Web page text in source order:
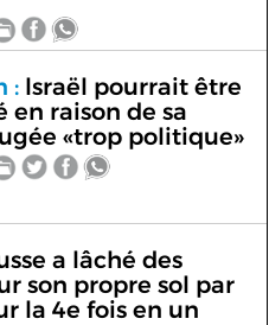
:lsraël pourrait être
en raison de sa
«trop politique»
a lâché des
son propre sol par
la 4e fois en un